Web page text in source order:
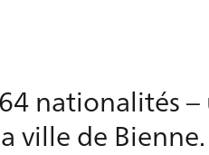
nationalités
ville de Bienne.